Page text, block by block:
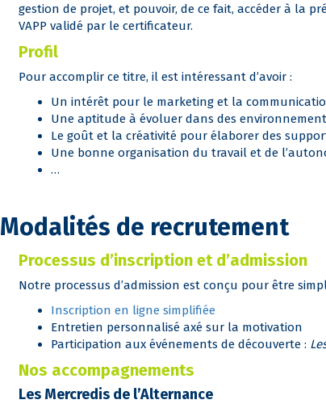
gestion de projet, et pouvoir, de ce fait, accéder à la
VAPP validé par le certificateur.
Profil
Pour accomplir ce titre, il est intéressant d’avoir :
Un intérêt pour le marketing et la
Une aptitude à évoluer dans des
Le goût et la créativité pour élaborer des
Une bonne organisation du travail et de
…
Modalités de recrutement
Processus d’inscription et d’admission
Notre processus d’admission est conçu pour être
Inscription en ligne simplifiée
Entretien personnalisé axé sur la motivation
Participation aux événements de découverte :
Nos accompagnements
Les Mercredis de l’Alternance